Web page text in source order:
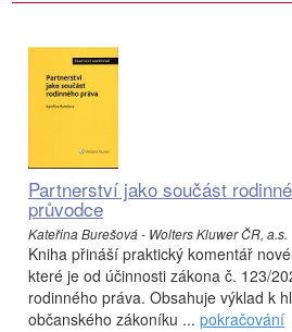
Partnerství jako součást
průvodce
Kateřina Burešová - Wolters Kluwer ČR, a.s.
Kniha přináší praktický komentář
které je od účinnosti zákona č. 123/
rodinného práva. Obsahuje výklad k
občanského zákoníku ... pokračování